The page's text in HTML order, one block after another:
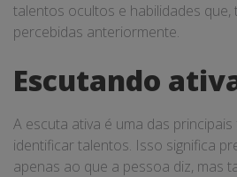
talentos ocultos e habilidades que,
percebidas anteriormente.
Escutando
A escuta ativa é uma das
identificar talentos. Isso significa
apenas ao que a pessoa diz, mas